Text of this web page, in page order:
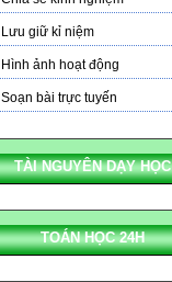
Lưu giữ kỉ niệm
Hình ảnh hoạt động
Soạn bài trực tuyến
TÀI NGUYÊN DẠY HỌC
TOÁN HỌC 24H